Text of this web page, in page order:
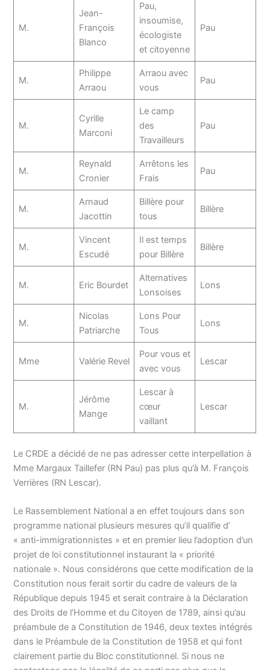
M.
Jean-
François
Blanco
Pau,
insoumise,
écologiste
et citoyenne
Pau
M.
Philippe
Arraou
Arraou avec
vous
Pau
M.
Cyrille
Marconi
Le camp
des
Travailleurs
Pau
M.
Reynald
Cronier
Arrêtons les
Frais
Pau
M.
Arnaud
Jacottin
Billère pour
tous
Billère
M.
Vincent
Escudé
Il est temps
pour Billère
Billère
M. Eric Bourdet
Alternatives
Lonsoises
Lons
M.
Nicolas
Patriarche
Lons Pour
Tous
Lons
Mme Valérie Revel
Pour vous et
avec vous
Lescar
M.
Jérôme
Mange
Lescar à
cœur
vaillant
Lescar
Le CRDE a décidé de ne pas adresser cette interpellation à
Mme Margaux Taillefer (RN Pau) pas plus qu’à M. François
Verrières (RN Lescar).
Le Rassemblement National a en effet toujours dans son
programme national plusieurs mesures qu’il qualifie d’
« anti-immigrationnistes » et en premier lieu l’adoption d’un
projet de loi constitutionnel instaurant la « priorité
nationale ». Nous considérons que cette modification de la
Constitution nous ferait sortir du cadre de valeurs de la
République depuis 1945 et serait contraire à la Déclaration
des Droits de l’Homme et du Citoyen de 1789, ainsi qu’au
préambule de a Constitution de 1946, deux textes intégrés
dans le Préambule de la Constitution de 1958 et qui font
clairement partie du Bloc constitutionnel. Si nous ne